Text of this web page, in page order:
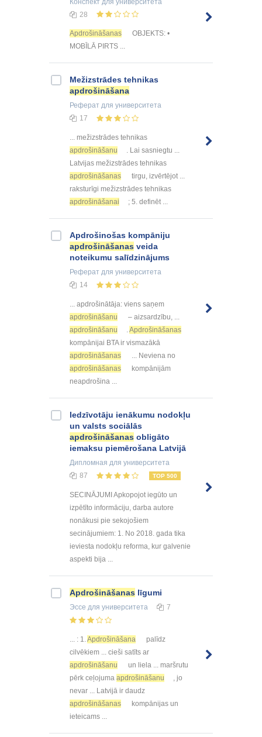
28
Apdrošināšanas
OBJEKTS: •
MOBĪLĀ PIRTS ...
Mežizstrādes tehnikas
apdrošināšana
Реферат для университета
17
... mežizstrādes tehnikas
apdrošināšanu
. Lai sasniegtu ...
Latvijas mežizstrādes tehnikas
apdrošināšanas
tirgu, izvērtējot ...
raksturīgi mežizstrādes tehnikas
apdrošināšanai
; 5. definēt ...
Apdrošinošas kompāniju
apdrošināšanas veida
noteikumu salīdzinājums
Реферат для университета
14
... apdrošinātāja: viens saņem
apdrošināšanu
– aizsardzību, ...
apdrošināšanu
.Apdrošināšanas
kompānijai BTA ir vismazākā
apdrošināšanas
... Neviena no
apdrošināšanas
kompānijām
neapdrošina ...
Iedzīvotāju ienākumu nodokļu
un valsts sociālās
apdrošināšanas obligāto
iemaksu piemērošana Latvijā
Дипломная для университета
87
TOP 500
SECINĀJUMI Apkopojot iegūto un
izpētīto informāciju, darba autore
nonākusi pie sekojošiem
secinājumiem: 1. No 2018. gada tika
ieviesta nodokļu reforma, kur galvenie
aspekti bija ...
Apdrošināšanas līgumi
Эссе для университета 7
... : 1.Apdrošināšana
palīdz
cilvēkiem ... cieši satīts ar
apdrošināšanu
un liela ... maršrutu
pērk ceļojuma apdrošināšanu
, jo
nevar ... Latvijā ir daudz
apdrošināšanas
kompānijas un
ieteicams ...